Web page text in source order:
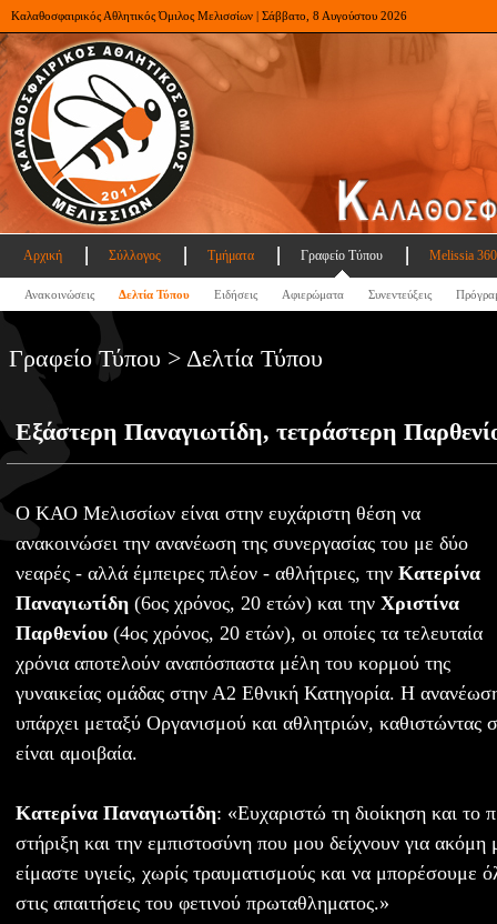
Καλαθοσφαιρικός Αθλητικός Όμιλος Μελισσίων | Σάββατο, 8 Αυγούστου 2026
Αρχική Σύλλογος Τμήματα Γραφείο Τύπου Melissia
Ανακοινώσεις Δελτία Τύπου Ειδήσεις Αφιερώματα Συνεντεύξεις
Γραφείο Τύπου > Δελτία Τύπου
Εξάστερη Παναγιωτίδη, τετράστερη
Ο ΚΑΟ Μελισσίων είναι στην ευχάριστη θέση να
ανακοινώσει την ανανέωση της συνεργασίας του με δύο
νεαρές - αλλά έμπειρες πλέον - αθλήτριες, την Κατερίνα
Παναγιωτίδη (6ος χρόνος, 20 ετών) και την Χριστίνα
Παρθενίου (4ος χρόνος, 20 ετών), οι οποίες τα τελευταία
χρόνια αποτελούν αναπόσπαστα μέλη του κορμού της
γυναικείας ομάδας στην Α2 Εθνική Κατηγορία. Η
υπάρχει μεταξύ Οργανισμού και αθλητριών, καθιστώντας
είναι αμοιβαία.
Κατερίνα Παναγιωτίδη: «Ευχαριστώ τη διοίκηση και το
στήριξη και την εμπιστοσύνη που μου δείχνουν για ακόμη
είμαστε υγιείς, χωρίς τραυματισμούς και να μπορέσουμε
στις απαιτήσεις του φετινού πρωταθληματος.»